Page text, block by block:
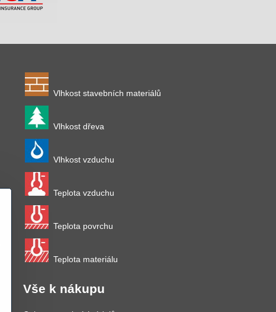
Vlhkost stavebních materiálů
Vlhkost dřeva
Vlhkost vzduchu
Teplota vzduchu
Teplota povrchu
Teplota materiálu
Vše k nákupu